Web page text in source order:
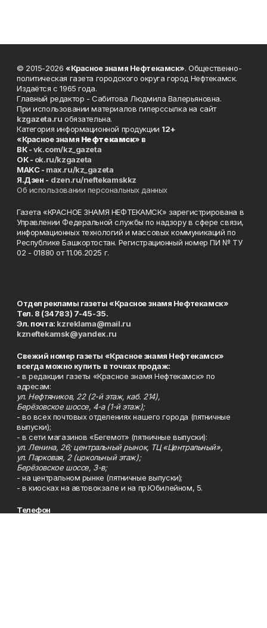
© 2015-2026 «Красное знамя Нефтекамск». Общественно-
политическая газета городского округа город Нефтекамск.
Издаётся с 1965 года.
Главный редактор - Сабитова Людмила Валерьяновна.
При использовании материалов гиперссылка на сайт
kzgazeta.ru обязательна.
Категория информационной продукции 12+
«Красное знамя Нефтекамск» в
ВК -vk.com/kz_gazeta
ОК - ok.ru/kzgazeta
MAKC - max.ru/kz_gazeta
Я.Дзен - dzen.ru/neftekamskkz
Об использовании персональных данных
Газета «КРАСНОЕ ЗНАМЯ НЕФТЕКАМСК» зарегистрирована в
Управлении Федеральной службы по надзору в сфере связи,
информационных технологий и массовых коммуникаций по
Республике Башкортостан. Регистрационный номер ПИ № ТУ
02 - 01880 от 11.06.2025 г.
Отдел рекламы газеты «Красное знамя Нефтекамск»
Тел. 8 (34783) 7-45-35.
Эл. почта: kzreklama@mail.ru
kzneftekamsk@yandex.ru
Свежий номер газеты «Красное знамя Нефтекамск»
всегда можно купить в точках продаж:
- в редакции газеты «Красное знамя Нефтекамск» по
адресам:
ул. Нефтяников, 22 (2-й этаж, каб. 214),
Берёзовское шоссе, 4-а (1-й этаж);
- во всех почтовых отделениях нашего города (пятничные
выпуски);
- в сети магазинов «Бегемот» (пятничные выпуски):
ул. Ленина, 26; центральный рынок, ТЦ «Центральный»,
ул. Парковая, 2 (цокольный этаж);
Берёзовское шоссе, 3-в;
- на центральном рынке (пятничные выпуски);
- в киосках на автовокзале и на пр.Юбилейном, 5.
Телефон